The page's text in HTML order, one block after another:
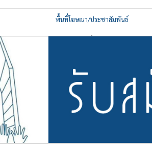
พื้นที่โฆษณา/ประชาสัมพันธ์